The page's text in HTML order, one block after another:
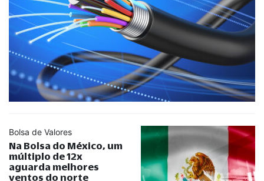
Bolsa de Valores
Na Bolsa do México, um
múltiplo de 12x
aguarda melhores
ventos do norte